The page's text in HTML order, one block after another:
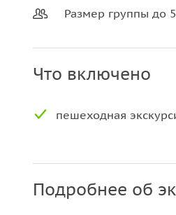
Размер группы до
Что включено
пешеходная
Подробнее об